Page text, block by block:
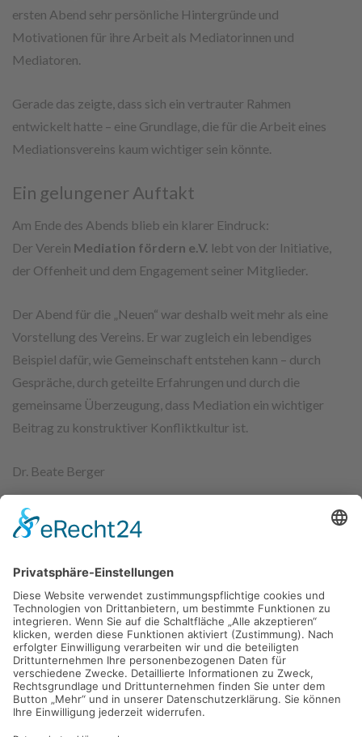
ersten Abend sehr persönliche Hintergründe und
Motivationen für ihre Arbeit als Mediatorinnen und
Mediatoren.
Gerade das zeigte, dass sich ein vertrauter Rahmen
entwickelt hatte – eine Grundlage, die für die Arbeit eines
Mediationsvereins kaum wichtiger sein könnte.
Ein gelungener Auftakt
Am Ende des Abends blieb ein klarer Eindruck:
Der Verein Mediation fördern e.V. lebt von der Initiative,
der Offenheit und dem Engagement seiner Mitglieder.
Der Abend für die „Neuen“ war deshalb weit mehr als eine
Vorstellung des Vereins. Er war zugleich ein lebendiges
Beispiel dafür, wie Gemeinschaft entstehen kann – durch
Gespräche, durch geteilte Erfahrungen und durch die
gemeinsame Überzeugung, dass Mediation ein wichtiger
Beitrag zu konstruktiver Konfliktkultur ist.
Dr. Beate Berger
Diesen Beitrag teilen
Post
navigation
VORIGER BEITRAG
Neuer Vorstand gewählt
NÄCHSTER BEITRAG
Fortbildung – ein zentrales
Anliegen des Vereins